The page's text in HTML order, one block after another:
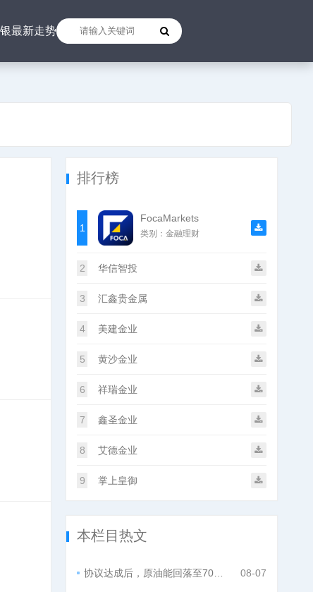
最新走势
排行榜
1
FocaMarkets
类别：金融理财
2 华信智投
3 汇鑫贵金属
4 美建金业
5 黄沙金业
6 祥瑞金业
7 鑫圣金业
8 艾德金业
9 掌上皇御
本栏目热文
08-07
协议达成后，原油能回落至70美元？